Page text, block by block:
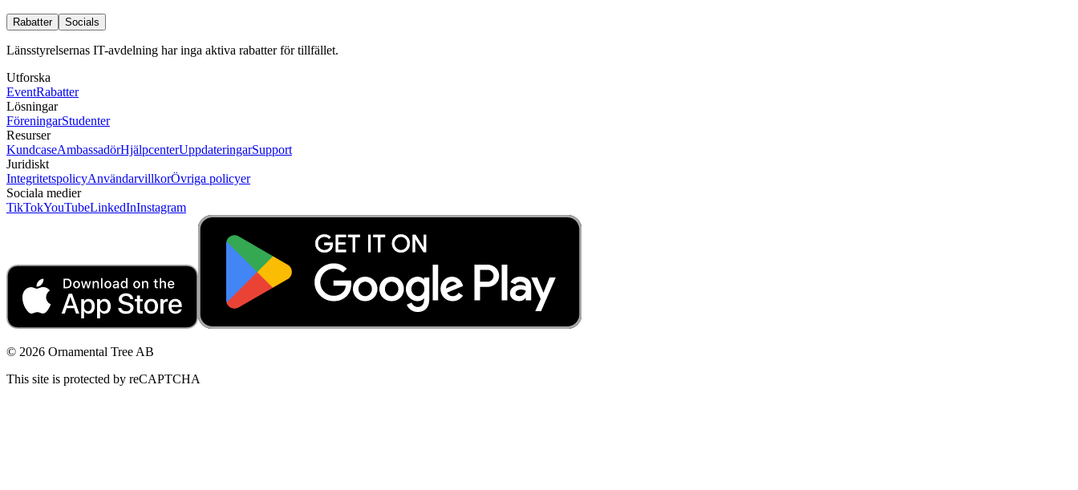
Rabatter Socials
Länsstyrelsernas IT-avdelning har inga aktiva rabatter för tillfället.
Utforska
EventRabatter
Lösningar
FöreningarStudenter
Resurser
KundcaseAmbassadörHjälpcenterUppdateringarSupport
Juridiskt
IntegritetspolicyAnvändarvillkorÖvriga policyer
Sociala medier
TikTokYouTubeLinkedInInstagram
© 2026 Ornamental Tree AB
This site is protected by reCAPTCHA